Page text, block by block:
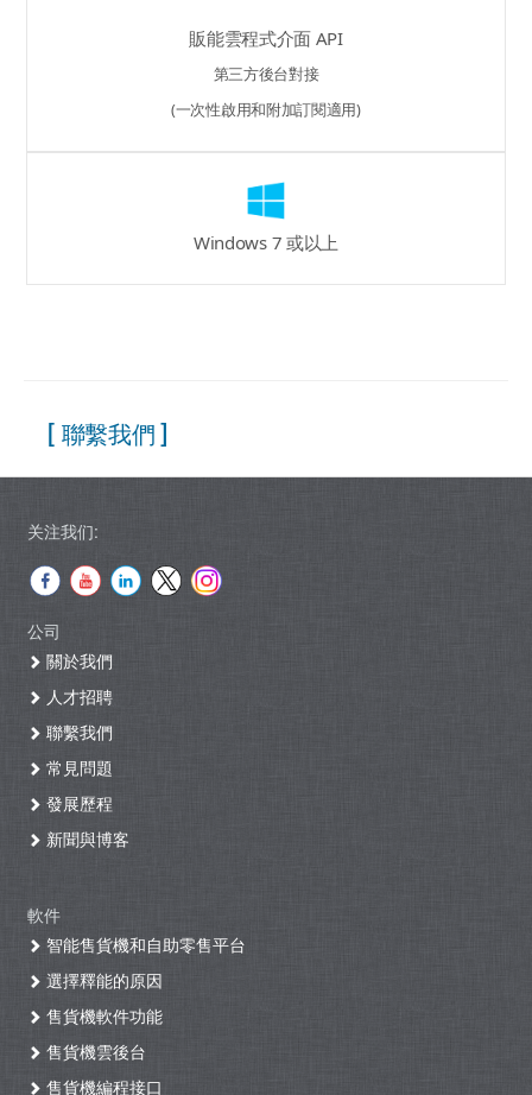
販能雲程式介面 API
第三方後台對接
(一次性啟用和附加訂閱適用)
Windows 7 或以上
[ 聯繫我們 ]
关注我们:
公司
關於我們
人才招聘
聯繫我們
常見問題
發展歷程
新聞與博客
軟件
智能售貨機和自助零售平台
選擇釋能的原因
售貨機軟件功能
售貨機雲後台
售貨機編程接口